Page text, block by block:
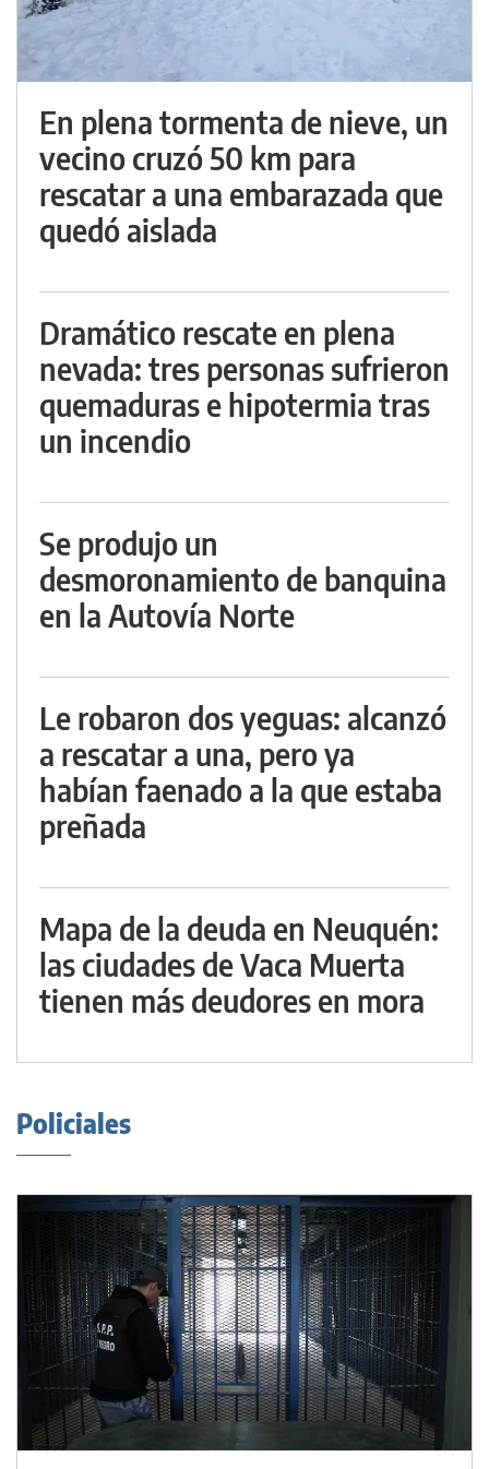
En plena tormenta de nieve, un
vecino cruzó 50 km para
rescatar a una embarazada que
quedó aislada
Dramático rescate en plena
nevada: tres personas sufrieron
quemaduras e hipotermia tras
un incendio
Se produjo un
desmoronamiento de banquina
en la Autovía Norte
Le robaron dos yeguas: alcanzó
a rescatar a una, pero ya
habían faenado a la que estaba
preñada
Mapa de la deuda en Neuquén:
las ciudades de Vaca Muerta
tienen más deudores en mora
Policiales